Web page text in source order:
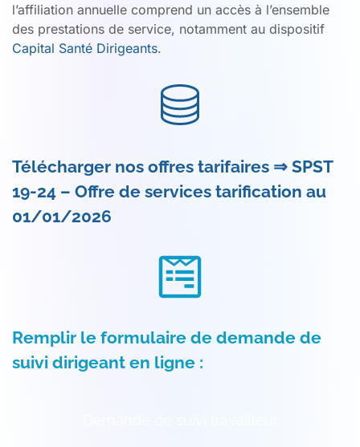
l’affiliation annuelle comprend un accès à l’ensemble
des prestations de service, notamment au dispositif
Capital Santé Dirigeants.
Télécharger nos offres tarifaires ⇒ SPST
19-24 – Offre de services tarification au
01/01/2026
Remplir le formulaire de demande de
suivi dirigeant en ligne :